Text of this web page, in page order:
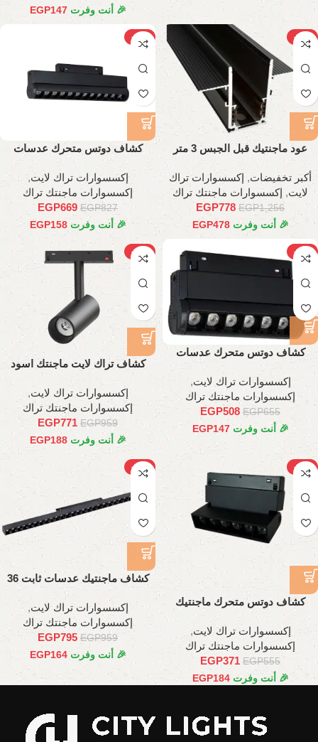
🎉 أنت وفرت EGP147
-38%
عود ماجنتيك قبل الجبس 3 متر
أكبر تخفيضات, إكسسوارات تراك
لايت, إكسسوارات ماجنتك تراك
EGP1,256
EGP778
🎉 أنت وفرت EGP478
-19%
كشاف دوتس متحرك عدسات
إكسسوارات تراك لايت,
إكسسوارات ماجنتك تراك
EGP827
EGP669
🎉 أنت وفرت EGP158
-22%
كشاف دوتس متحرك عدسات
إكسسوارات تراك لايت,
إكسسوارات ماجنتك تراك
EGP655
EGP508
🎉 أنت وفرت EGP147
-20%
كشاف تراك لايت ماجنتك اسود
اسطواني, 30 وات
إكسسوارات تراك لايت,
إكسسوارات ماجنتك تراك
EGP959
EGP771
🎉 أنت وفرت EGP188
-33%
كشاف دوتس متحرك ماجنتيك
إكسسوارات تراك لايت,
إكسسوارات ماجنتك تراك
EGP555
EGP371
🎉 أنت وفرت EGP184
-17%
كشاف ماجنتيك عدسات ثابت 36
إكسسوارات تراك لايت,
إكسسوارات ماجنتك تراك
EGP959
EGP795
🎉 أنت وفرت EGP164